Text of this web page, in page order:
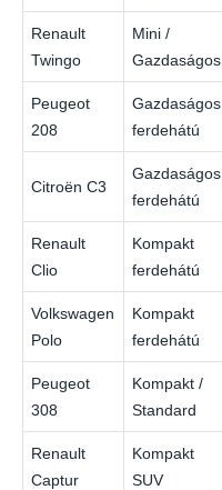
Renault
Twingo
Mini /
Gazdaságos
Peugeot
208
Gazdaságos
ferdehátú
Citroën C3
Gazdaságos
ferdehátú
Renault
Clio
Kompakt
ferdehátú
Volkswagen
Polo
Kompakt
ferdehátú
Peugeot
308
Kompakt /
Standard
Renault
Captur
Kompakt
SUV